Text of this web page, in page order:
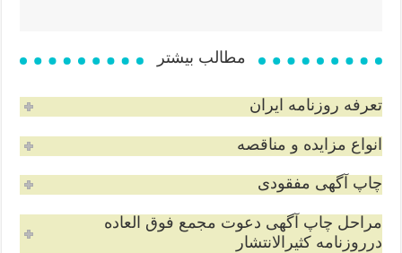
مطالب بیشتر
تعرفه روزنامه ایران
انواع مزایده و مناقصه
چاپ آگهی مفقودی
مراحل چاپ آگهی دعوت مجمع فوق العاده
درروزنامه کثیرالانتشار